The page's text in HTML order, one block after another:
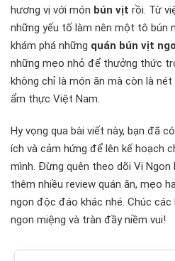
hương vị với món bún vịt rồi. Từ
những yếu tố làm nên một tô bún
khám phá những quán bún vịt
những mẹo nhỏ để thưởng thức
không chỉ là món ăn mà còn là
ẩm thực Việt Nam.
Hy vọng qua bài viết này, bạn đã
ích và cảm hứng để lên kế hoạch
mình. Đừng quên theo dõi Vị
thêm nhiều review quán ăn, mẹo
ngon độc đáo khác nhé. Chúc các
ngon miệng và tràn đầy niềm vui!